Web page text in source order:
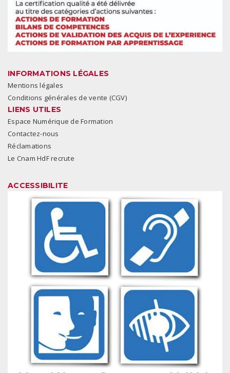
INFORMATIONS LÉGALES
Mentions légales
Conditions générales de vente (CGV)
LIENS UTILES
Espace Numérique de Formation
Contactez-nous
Réclamations
Le Cnam HdF recrute
ACCESSIBILITE